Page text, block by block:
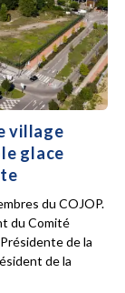
village
glace
du COJOP.
du Comité
de la
de la